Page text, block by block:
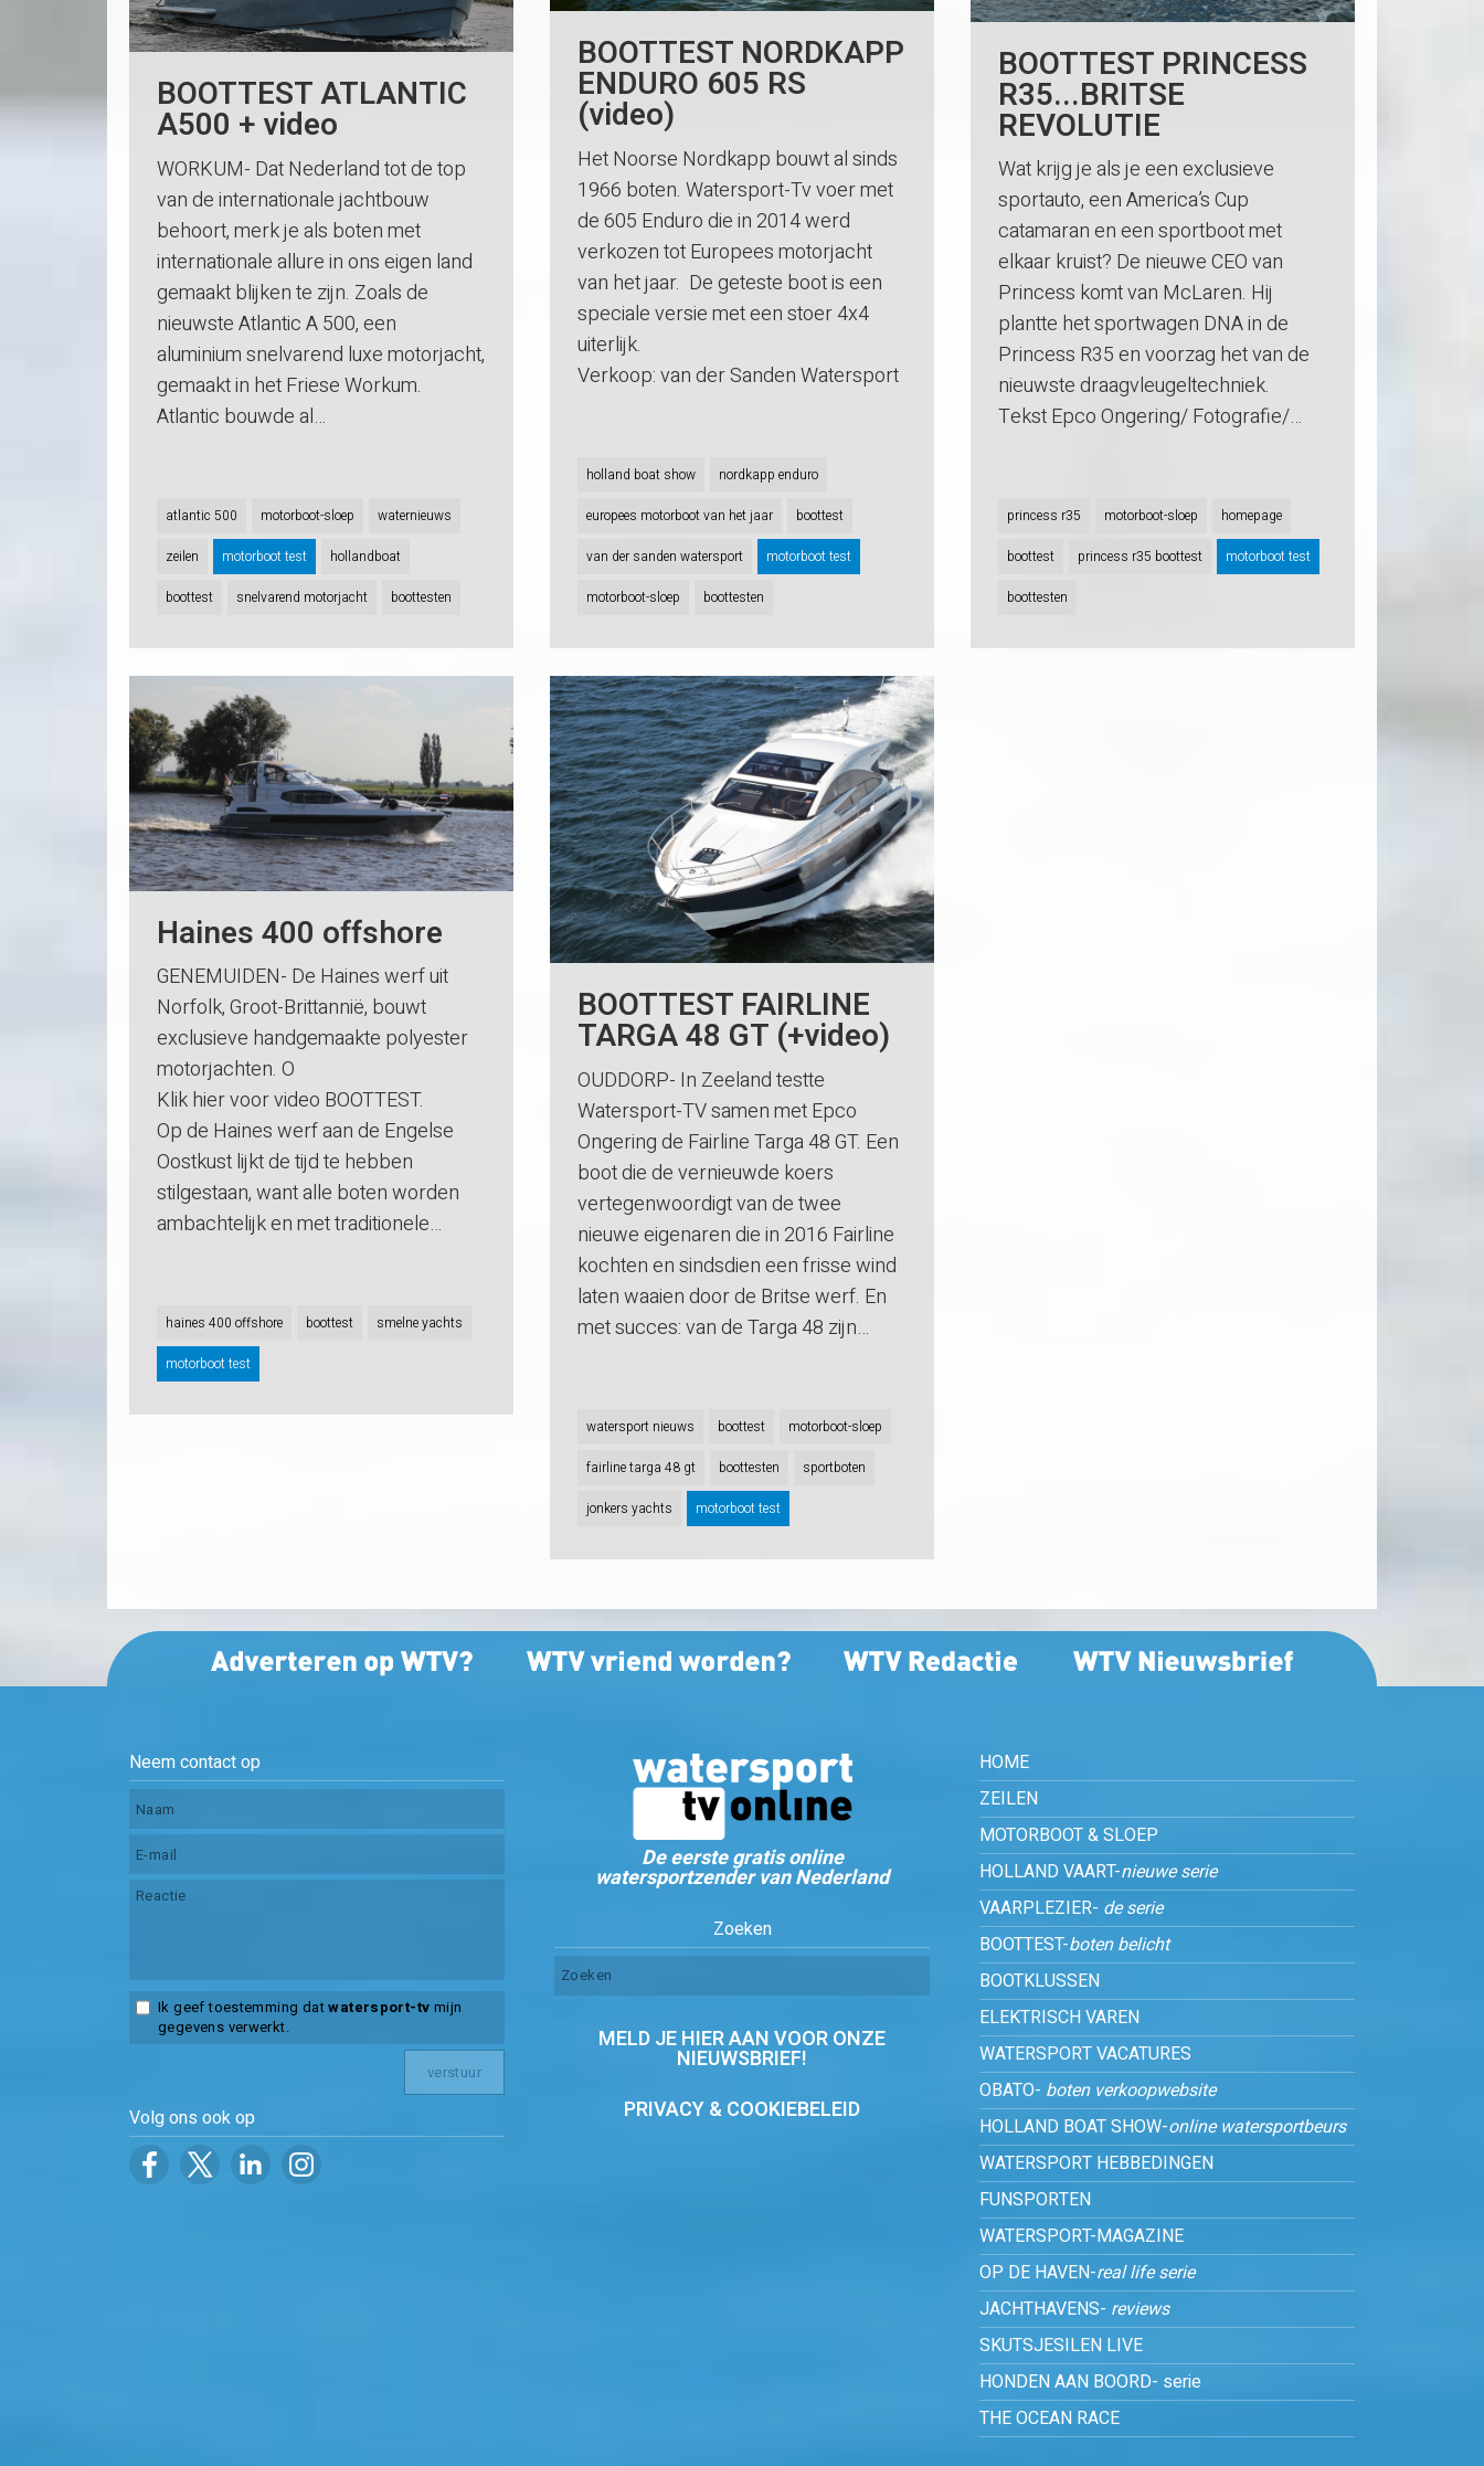
BOOTTEST PRINCESS
R35...BRITSE
REVOLUTIE
Wat krijg je als je een exclusieve
sportauto, een America’s Cup
catamaran en een sportboot met
elkaar kruist? De nieuwe CEO van
Princess komt van McLaren. Hij
plantte het sportwagen DNA in de
Princess R35 en voorzag het van de
nieuwste draagvleugeltechniek.
Tekst Epco Ongering/ Fotografie/…
princess r35 motorboot-sloep homepage
boottest princess r35 boottest motorboot test
boottesten
BOOTTEST NORDKAPP
ENDURO 605 RS
(video)
Het Noorse Nordkapp bouwt al sinds
1966 boten. Watersport-Tv voer met
de 605 Enduro die in 2014 werd
verkozen tot Europees motorjacht
van het jaar. De geteste boot is een
speciale versie met een stoer 4x4
uiterlijk.
Verkoop: van der Sanden Watersport
holland boat show nordkapp enduro
europees motorboot van het jaar boottest
van der sanden watersport motorboot test
motorboot-sloep boottesten
BOOTTEST ATLANTIC
A500 + video
WORKUM- Dat Nederland tot de top
van de internationale jachtbouw
behoort, merk je als boten met
internationale allure in ons eigen land
gemaakt blijken te zijn. Zoals de
nieuwste Atlantic A 500, een
aluminium snelvarend luxe motorjacht,
gemaakt in het Friese Workum.
Atlantic bouwde al…
atlantic 500 motorboot-sloep waternieuws
zeilen motorboot test hollandboat
boottest snelvarend motorjacht boottesten
Haines 400 offshore
GENEMUIDEN- De Haines werf uit
Norfolk, Groot-Brittannië, bouwt
exclusieve handgemaakte polyester
motorjachten. O
Klik hier voor video BOOTTEST.
Op de Haines werf aan de Engelse
Oostkust lijkt de tijd te hebben
stilgestaan, want alle boten worden
ambachtelijk en met traditionele…
haines 400 offshore boottest smelne yachts
motorboot test
BOOTTEST FAIRLINE
TARGA 48 GT (+video)
OUDDORP- In Zeeland testte
Watersport-TV samen met Epco
Ongering de Fairline Targa 48 GT. Een
boot die de vernieuwde koers
vertegenwoordigt van de twee
nieuwe eigenaren die in 2016 Fairline
kochten en sindsdien een frisse wind
laten waaien door de Britse werf. En
met succes: van de Targa 48 zijn…
watersport nieuws boottest motorboot-sloep
fairline targa 48 gt boottesten sportboten
jonkers yachts motorboot test
Neem contact op
Ik geef toestemming datwatersport-tv mijn
gegevens verwerkt.
Volg ons ook op
De eerste gratis online
watersportzender van Nederland
Zoeken
MELD JE HIER AAN VOOR ONZE
NIEUWSBRIEF!
PRIVACY & COOKIEBELEID
HOME
ZEILEN
MOTORBOOT & SLOEP
HOLLAND VAART-nieuwe serie
VAARPLEZIER- de serie
BOOTTEST-boten belicht
BOOTKLUSSEN
ELEKTRISCH VAREN
WATERSPORT VACATURES
OBATO- boten verkoopwebsite
HOLLAND BOAT SHOW-online watersportbeurs
WATERSPORT HEBBEDINGEN
FUNSPORTEN
WATERSPORT-MAGAZINE
OP DE HAVEN-real life serie
JACHTHAVENS- reviews
SKUTSJESILEN LIVE
HONDEN AAN BOORD- serie
THE OCEAN RACE